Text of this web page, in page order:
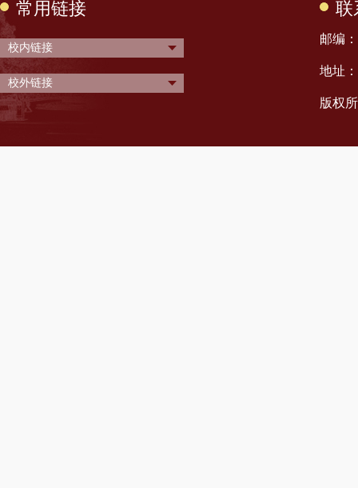
常用链接
校内链接
校外链接
联
邮编
地址
版权